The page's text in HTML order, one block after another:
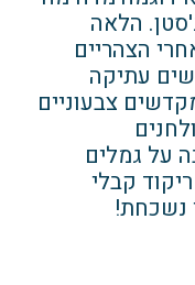
הלאה
הצהריים
עתיקה
צבעוניים
על גמלים
קבלי
נשכחת!